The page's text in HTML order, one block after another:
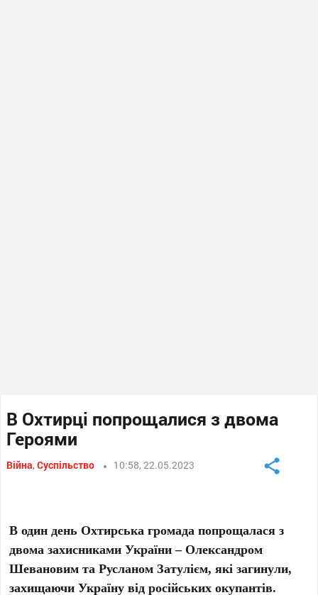
В Охтирці попрощалися з двома
Героями
Війна,Суспільство 10:58, 22.05.2023
В один день Охтирська громада попрощалася з
двома захисниками України – Олександром
Шевановим та Русланом Затулієм, які загинули,
захищаючи Україну від російських окупантів.